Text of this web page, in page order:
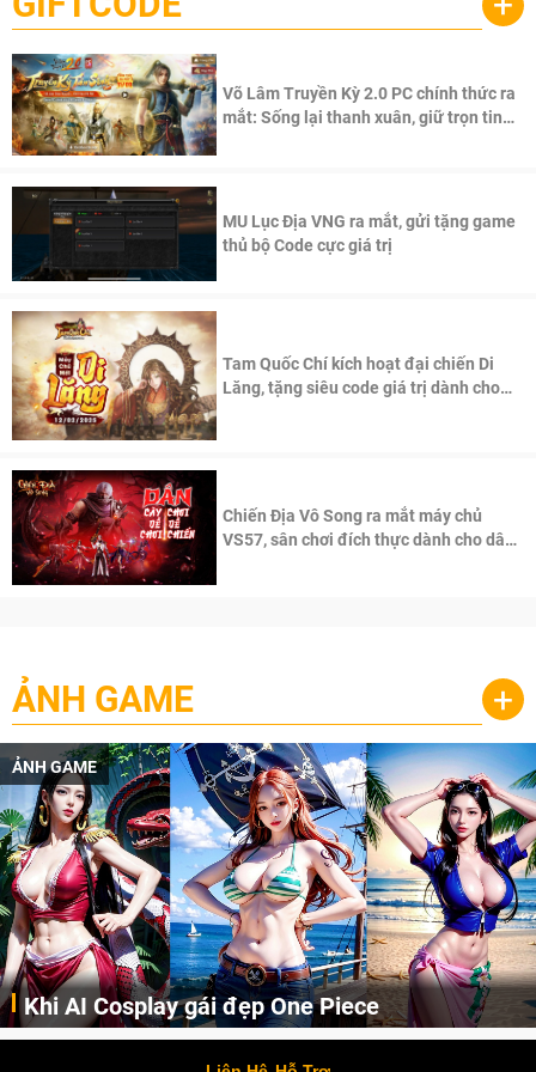
Võ Lâm Truyền Kỳ 2.0 PC chính thức ra
mắt: Sống lại thanh xuân, giữ trọn tinh
MU Lục Địa VNG ra mắt, gửi tặng game
thủ bộ Code cực giá trị
Tam Quốc Chí kích hoạt đại chiến Di
Lăng, tặng siêu code giá trị dành cho
Chiến Địa Vô Song ra mắt máy chủ
VS57, sân chơi đích thực dành cho dân
ẢNH GAME +
ẢNH GAME
Khi AI Cosplay gái đẹp One Piece
Những cô nàng nóng bỏng Boa Hancock, Nico Robin, Nami, Yamato hay Perona được AI vẽ lại dưới hình thức Cosplay cực kỳ chuẩn chỉnh.